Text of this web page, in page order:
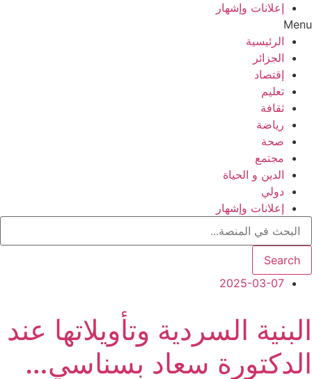
إعلانات وإشهار
Menu
الرئيسية
الجزائر
إقتصاد
تعليم
ثقافة
رياضة
صحة
مجتمع
الدين و الحياة
دولي
إعلانات وإشهار
Search
2025-03-07
البنية السردية وتأويلاتها عند
الدكتورة سعاد بسناسي…